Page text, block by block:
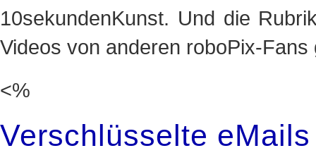
10sekundenKunst. Und die
Videos von anderen roboPix-
<%
Verschlüsselte